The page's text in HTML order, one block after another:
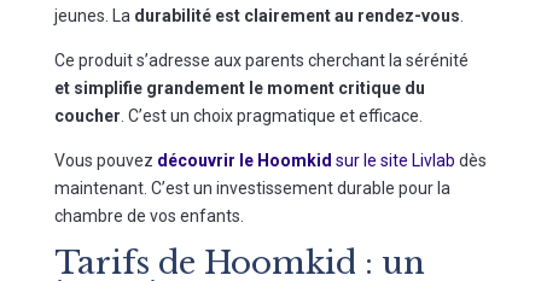
jeunes. La durabilité est clairement au rendez-vous
Ce produit s’adresse aux parents cherchant la sérénité
et simplifie grandement le moment critique du
coucher . C’est un choix pragmatique et efficace.
Vous pouvez découvrir le Hoomkid sur le site Livlab dès
maintenant. C’est un investissement durable pour la
chambre de vos enfants.
Tarifs de Hoomkid : un